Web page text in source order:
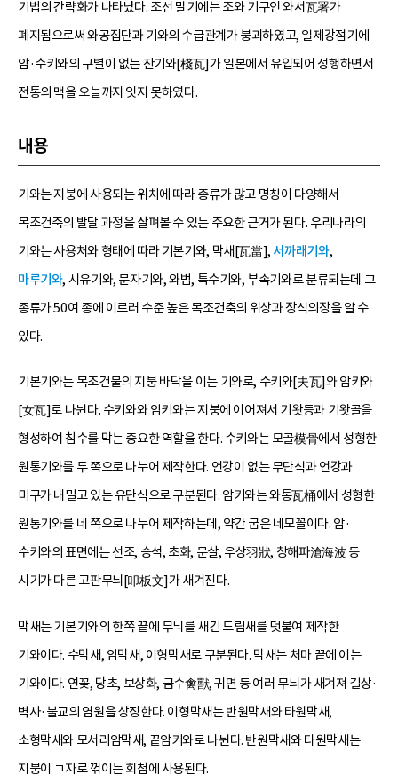
기법의 간략화가 나타났다. 조선 말기에는 조와 기구인 와서瓦署가
폐지됨으로써 와공집단과 기와의 수급관계가 붕괴하였고, 일제강점기에
암·수키와의 구별이 없는 잔기와[棧瓦]가 일본에서 유입되어 성행하면서
전통의 맥을 오늘까지 잇지 못하였다.
내용
기와는 지붕에 사용되는 위치에 따라 종류가 많고 명칭이 다양해서
목조건축의 발달 과정을 살펴볼 수 있는 주요한 근거가 된다. 우리나라의
기와는 사용처와 형태에 따라 기본기와, 막새[瓦當], 서까래기와,
마루기와, 시유기와, 문자기와, 와범, 특수기와, 부속기와로 분류되는데 그
종류가 50여 종에 이르러 수준 높은 목조건축의 위상과 장식의장을 알 수
있다.
기본기와는 목조건물의 지붕 바닥을 이는 기와로, 수키와[夫瓦]와 암키와
[女瓦]로 나뉜다. 수키와와 암키와는 지붕에 이어져서 기왓등과 기왓골을
형성하여 침수를 막는 중요한 역할을 한다. 수키와는 모골模骨에서 성형한
원통기와를 두 쪽으로 나누어 제작한다. 언강이 없는 무단식과 언강과
미구가 내밀고 있는 유단식으로 구분된다. 암키와는 와통瓦桶에서 성형한
원통기와를 네 쪽으로 나누어 제작하는데, 약간 굽은 네모꼴이다. 암·
수키와의 표면에는 선조, 승석, 초화, 문살, 우상羽狀, 창해파滄海波 등
시기가 다른 고판무늬[叩板文]가 새겨진다.
막새는 기본기와의 한쪽 끝에 무늬를 새긴 드림새를 덧붙여 제작한
기와이다. 수막새, 암막새, 이형막새로 구분된다. 막새는 처마 끝에 이는
기와이다. 연꽃, 당초, 보상화, 금수禽獸, 귀면 등 여러 무늬가 새겨져 길상·
벽사·불교의 염원을 상징한다. 이형막새는 반원막새와 타원막새,
소형막새와 모서리암막새, 끝암키와로 나뉜다. 반원막새와 타원막새는
지붕이 ㄱ자로 꺾이는 회첨에 사용된다.